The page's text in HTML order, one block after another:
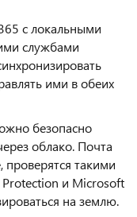
с локальными
службами
ими в обеих
безопасно
облако. Почта
проверятся такими
Protection и Microsoft
на землю.